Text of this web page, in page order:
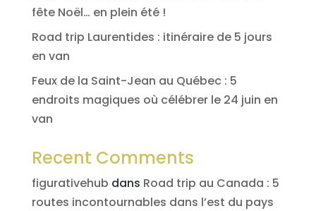
fête Noël… en plein été !
Road trip Laurentides : itinéraire de 5 jours
en van
Feux de la Saint-Jean au Québec : 5
endroits magiques où célébrer le 24 juin en
van
Recent Comments
figurativehub dans Road trip au Canada : 5
routes incontournables dans l’est du pays